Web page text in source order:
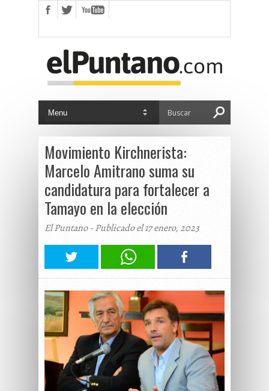
Movimiento Kirchnerista:
Marcelo Amitrano suma su
candidatura para fortalecer a
Tamayo en la elección
El Puntano - Publicado el 17 enero, 2023